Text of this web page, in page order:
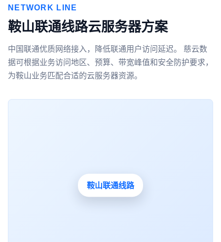
NETWORK LINE
鞍山联通线路云服务器方案
中国联通优质网络接入，降低联通用户访问延迟。 慈云数
据可根据业务访问地区、预算、带宽峰值和安全防护要求，
为鞍山业务匹配合适的云服务器资源。